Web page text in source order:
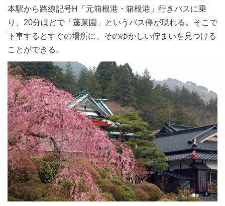
本駅から路線記号H「元箱根港・箱根港」行きバスに乗
り、20分ほどで「蓬莱園」というバス停が現れる。そこで
下車するとすぐの場所に、そのゆかしい佇まいを見つける
ことができる。